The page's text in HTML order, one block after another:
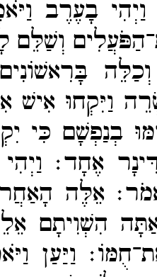
וַיְהִי בָעֶרֶב
וְשַׁלֵּם
וַיִּקְחוּ אִישׁ
בְנַפְשָׁם כִּי
אֶחָד׃
אֵלֶּה
הִשְׁוִיתָם
וַיַּעַן